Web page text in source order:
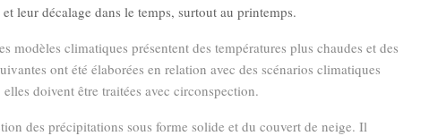
leur décalage dans le temps, surtout au printemps.
modèles climatiques présentent des températures plus chaudes et des
ont été élaborées en relation avec des scénarios climatiques
doivent être traitées avec circonspection.
des précipitations sous forme solide et du couvert de neige. Il